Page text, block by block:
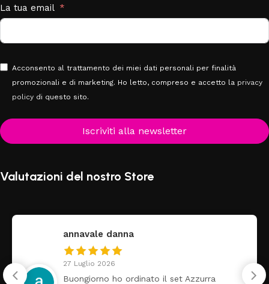
La tua email
Acconsento al trattamento dei miei dati personali per finalità
promozionali e di marketing. Ho letto, compreso e accetto la privacy
policy di questo sito.
Iscriviti alla newsletter
Valutazioni del nostro Store
federica
24 Luglio 2026
Tutti perfetto! Ho ordinato un lettino che é